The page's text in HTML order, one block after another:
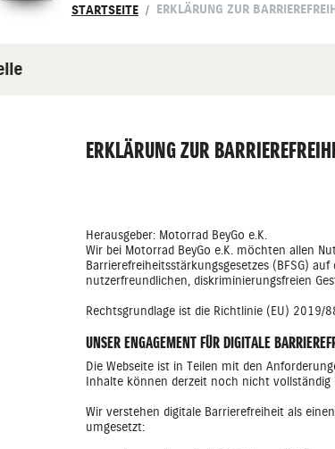
STARTSEITE ERKLÄRUNG ZUR
ERKLÄRUNG ZUR
Herausgeber: Motorrad BeyGo e.K.
Wir bei Motorrad BeyGo e.K. möchten allen
Barrierefreiheitsstärkungsgesetzes (BFSG)
nutzerfreundlichen, diskriminierungsfreien
Rechtsgrundlage ist die Richtlinie (EU) 2019/
UNSER ENGAGEMENT FÜR DIGITALE
Die Webseite ist in Teilen mit den
Inhalte können derzeit noch nicht vollständig
Wir verstehen digitale Barrierefreiheit als
umgesetzt: